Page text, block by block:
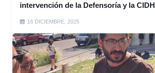
intervención de la Defensoría y la CIDH
16 DICIEMBRE, 2025